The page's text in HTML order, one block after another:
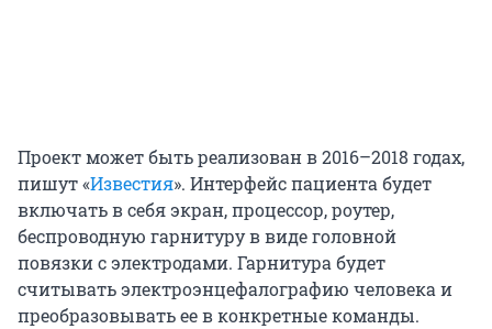
Проект может быть реализован в 2016–2018 годах,
пишут «Известия». Интерфейс пациента будет
включать в себя экран, процессор, роутер,
беспроводную гарнитуру в виде головной
повязки с электродами. Гарнитура будет
считывать электроэнцефалографию человека и
преобразовывать ее в конкретные команды.